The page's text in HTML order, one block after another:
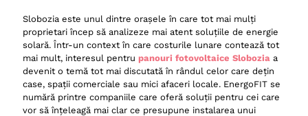
Slobozia este unul dintre orașele în care tot mai mulți
proprietari încep să analizeze mai atent soluțiile de energie
solară. Într-un context în care costurile lunare contează tot
mai mult, interesul pentru panouri fotovoltaice Slobozia a
devenit o temă tot mai discutată în rândul celor care dețin
case, spații comerciale sau mici afaceri locale. EnergoFIT se
numără printre companiile care oferă soluții pentru cei care
vor să înțeleagă mai clar ce presupune instalarea unui